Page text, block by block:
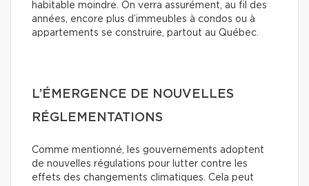
habitable moindre. On verra assurément, au fil des
années, encore plus d’immeubles à condos ou à
appartements se construire, partout au Québec.
L’ÉMERGENCE DE NOUVELLES
RÉGLEMENTATIONS
Comme mentionné, les gouvernements adoptent
de nouvelles régulations pour lutter contre les
effets des changements climatiques. Cela peut